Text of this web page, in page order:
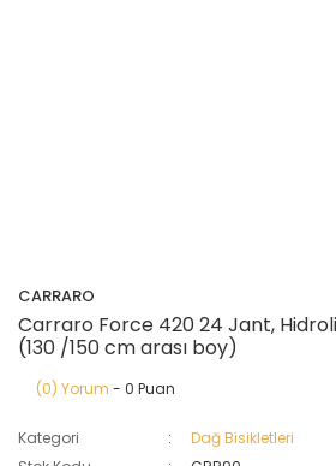
CARRARO
Carraro Force 420 24 Jant,
(130 /150 cm arası boy)
(0) Yorum - 0 Puan
Kategori
Dağ Bisikletleri